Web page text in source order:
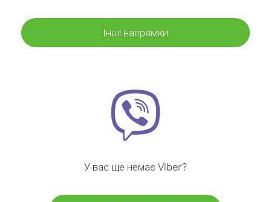
Інші напрямки
У вас ще немає Viber?